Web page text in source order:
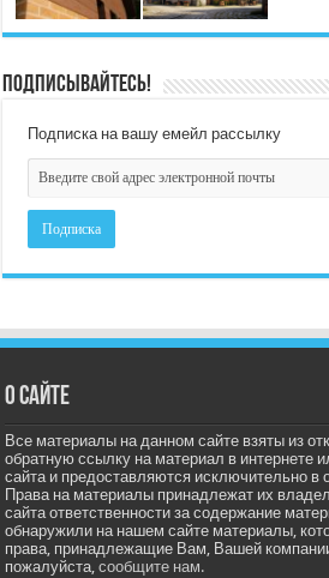
Подписывайтесь!
Подписка на вашу емейл рассылку
О сайте
Все материалы на данном сайте взяты из
обратную ссылку на материал в интернете
сайта и предоставляются исключительно в
Права на материалы принадлежат их
сайта ответственности за содержание
обнаружили на нашем сайте материалы,
права, принадлежащие Вам, Вашей
пожалуйста,сообщите нам.